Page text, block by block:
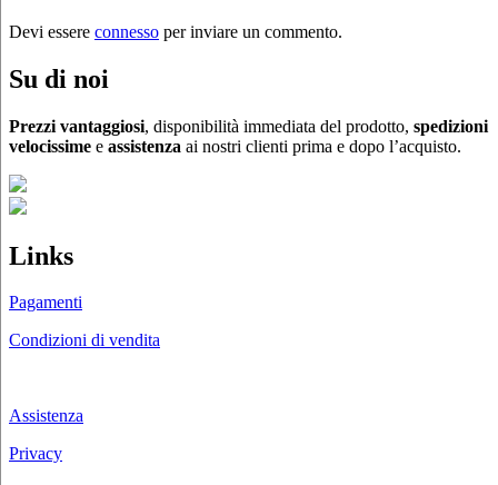
Devi essere connesso per inviare un commento.
Su di noi
Prezzi vantaggiosi, disponibilità immediata del prodotto, spedizioni
velocissime e assistenza ai nostri clienti prima e dopo l’acquisto.
Links
Pagamenti
Condizioni di vendita
Assistenza
Privacy